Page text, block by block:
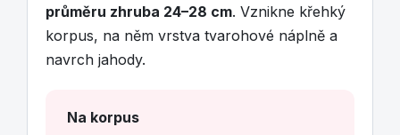
průměru zhruba 24–28 cm. Vznikne křehký
korpus, na něm vrstva tvarohové náplně a
navrch jahody.
Na korpus